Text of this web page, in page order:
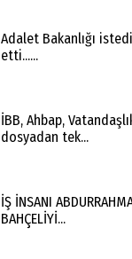
Adalet Bakanlığı
etti......
İBB, Ahbap,
dosyadan tek...
İŞ İNSANI
BAHÇELİYİ...